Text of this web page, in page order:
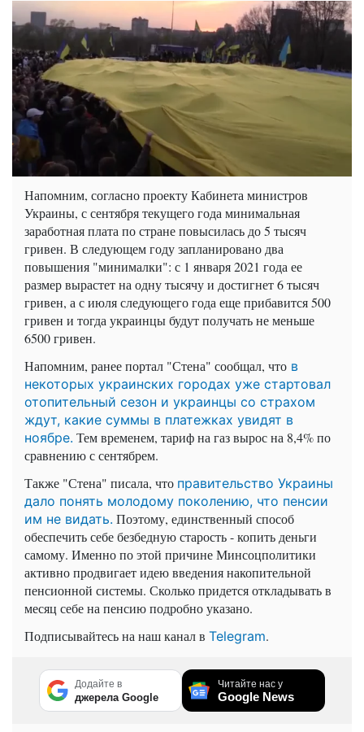
Напомним, согласно проекту Кабинета министров
Украины, с сентября текущего года минимальная
заработная плата по стране повысилась до 5 тысяч
гривен. В следующем году запланировано два
повышения "минималки": с 1 января 2021 года ее
размер вырастет на одну тысячу и достигнет 6 тысяч
гривен, а с июля следующего года еще прибавится 500
гривен и тогда украинцы будут получать не меньше
6500 гривен.
Напомним, ранее портал "Стена" сообщал, что в
некоторых украинских городах уже стартовал
отопительный сезон и украинцы со страхом
ждут, какие суммы в платежках увидят в
ноябре. Тем временем, тариф на газ вырос на 8,4% по
сравнению с сентябрем.
Также "Стена" писала, что правительство Украины
дало понять молодому поколению, что пенсии
им не видать. Поэтому, единственный способ
обеспечить себе безбедную старость - копить деньги
самому. Именно по этой причине Минсоцполитики
активно продвигает идею введения накопительной
пенсионной системы. Сколько придется откладывать в
месяц себе на пенсию подробно указано.
Подписывайтесь на наш канал в Telegram.
Додайте в
джерела Google
Читайте нас у
Google News